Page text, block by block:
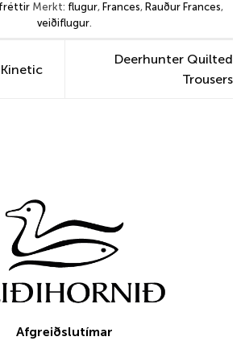
Merkt: flugur, Frances, Rauður Frances,
veiðiflugur.
Deerhunter Quilted
Trousers
Afgreiðslutímar